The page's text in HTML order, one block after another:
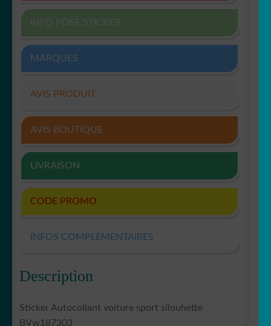
INFO POSE STICKER
MARQUES
AVIS PRODUIT
AVIS BOUTIQUE
LIVRAISON
CODE PROMO
INFOS COMPLÉMENTAIRES
Description
Sticker Autocollant voiture sport silouhette
BVw187303